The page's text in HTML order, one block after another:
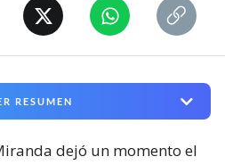
RESUMEN
dejó un momento el